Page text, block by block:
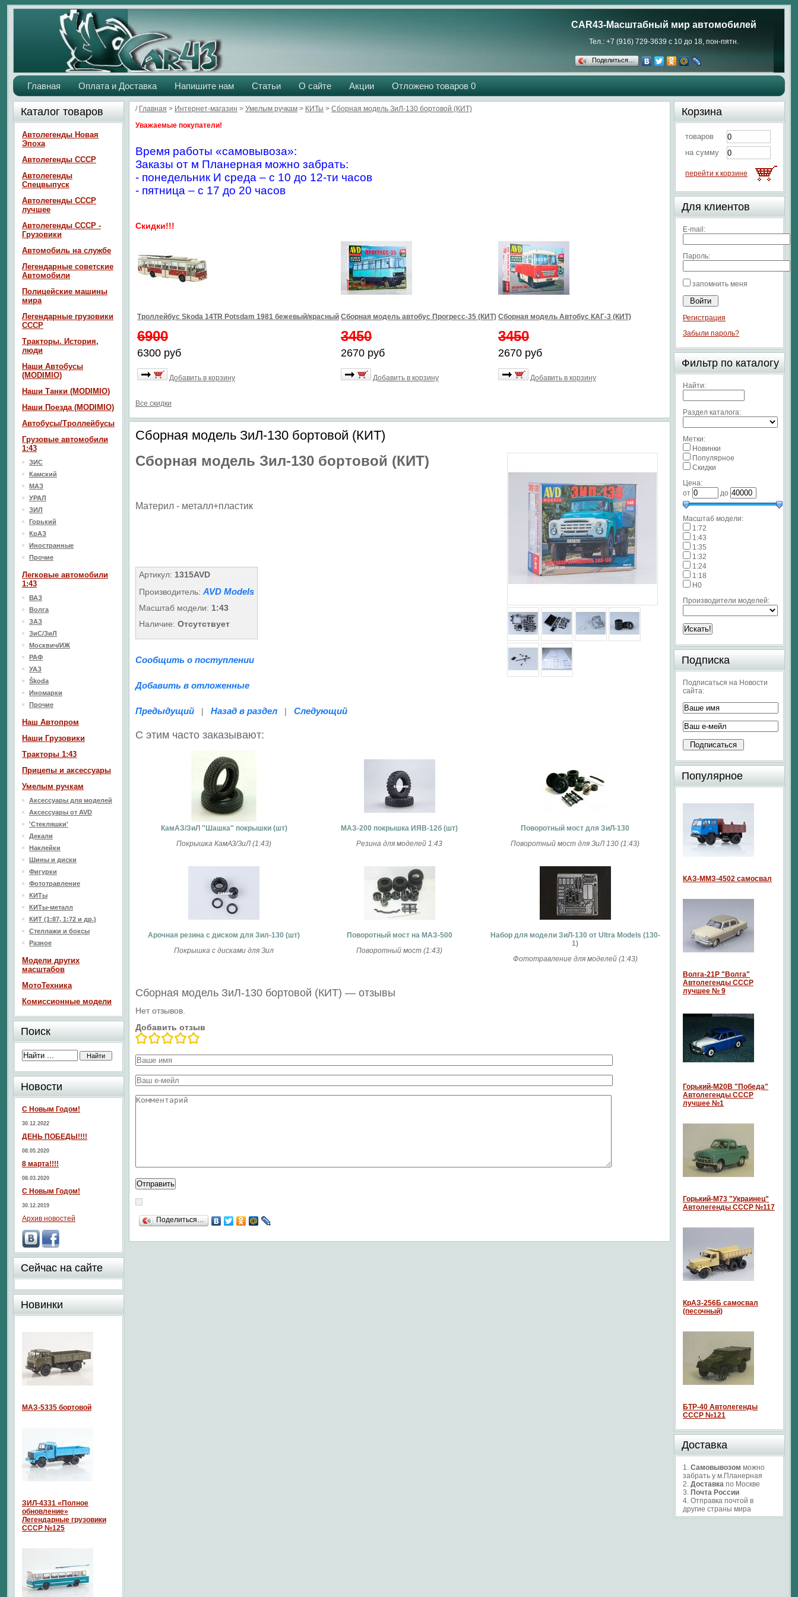
CAR43-Масштабный мир автомобилей
Тел.: +7 (916) 729-3639 с 10 до 18, пон-пятн.
Поделиться…
Главная Оплата и Доставка Напишите нам Статьи О сайте Акции Отложено товаров 0
/ Главная > Интернет-магазин > Умелым ручкам > КИТы > Сборная модель ЗиЛ-130 бортовой (КИТ)
Уважаемые покупатели!
Время работы «самовывоза»:
Заказы от м Планерная можно забрать:
- понедельник И среда – с 10 до 12-ти часов
- пятница – с 17 до 20 часов
Скидки!!!
Троллейбус Skoda 14TR Potsdam 1981 бежевый/красный
6900
6300 руб
Добавить в корзину
Сборная модель автобус Прогресс-35 (КИТ)
3450
2670 руб
Добавить в корзину
Сборная модель Автобус КАГ-3 (КИТ)
3450
2670 руб
Добавить в корзину
Все скидки
Сборная модель ЗиЛ-130 бортовой (КИТ)
Сборная модель Зил-130 бортовой (КИТ)
Материл - металл+пластик
Артикул: 1315AVD
Производитель: AVD Models
Масштаб модели: 1:43
Наличие: Отсутствует
Сообщить о поступлении
Добавить в отложенные
Предыдущий | Назад в раздел | Следующий
С этим часто заказывают:
КамАЗ/ЗиЛ "Шашка" покрышки (шт)
Покрышка КамАЗ/ЗиЛ (1:43)
МАЗ-200 покрышка ИЯВ-12б (шт)
Резина для моделей 1:43
Поворотный мост для ЗиЛ-130
Поворотный мост для ЗиЛ 130 (1:43)
Арочная резина с диском для Зил-130 (шт)
Покрышка с дисками для Зил
Поворотный мост на МАЗ-500
Поворотный мост (1:43)
Набор для модели ЗиЛ-130 от Ultra Models (130-
1)
Фототравление для моделей (1:43)
Сборная модель ЗиЛ-130 бортовой (КИТ) — отзывы
Нет отзывов.
Добавить отзыв
Поделиться…
Каталог товаров
Автолегенды Новая
Эпоха
Автолегенды СССР
Автолегенды
Спецвыпуск
Автолегенды СССР
лучшее
Автолегенды СССР -
Грузовики
Автомобиль на службе
Легендарные советские
Автомобили
Полицейские машины
мира
Легендарные грузовики
СССР
Тракторы. История,
люди
Наши Автобусы
(MODIMIO)
Наши Танки (MODIMIO)
Наши Поезда (MODIMIO)
Автобусы/Троллейбусы
Грузовые автомобили
1:43
ЗИС
Камский
МАЗ
УРАЛ
ЗИЛ
Горький
КрАЗ
Иностранные
Прочие
Легковые автомобили
1:43
ВАЗ
Волга
ЗАЗ
ЗиС/ЗиЛ
Москвич/ИЖ
РАФ
УАЗ
Škoda
Иномарки
Прочие
Наш Aвтопром
Наши Грузовики
Тракторы 1:43
Прицепы и аксессуары
Умелым ручкам
Аксессуары для моделей
Аксессуары от AVD
'Стекляшки'
Декали
Наклейки
Шины и диски
Фигурки
Фототравление
КИТы
КИТы-металл
КИТ (1:87, 1:72 и др.)
Стеллажи и боксы
Разное
Модели других
масштабов
МотоТехника
Комиссионные модели
Поиск
Новости
С Новым Годом!
30.12.2022
ДЕНЬ ПОБЕДЫ!!!!
08.05.2020
8 марта!!!!
08.03.2020
С Новым Годом!
30.12.2019
Архив новостей
Сейчас на сайте
Новинки
МАЗ-5335 бортовой
ЗИЛ-4331 «Полное
обновление»
Легендарные грузовики
СССР №125
Корзина
товаров
на сумму
перейти к корзине
Для клиентов
E-mail:
Пароль:
запомнить меня
Регистрация
Забыли пароль?
Фильтр по каталогу
Найти:
Раздел каталога:
Метки:
Новинки
Популярное
Скидки
Цена:
от
до
Масштаб модели:
1:72
1:43
1:35
1:32
1:24
1:18
H0
Производители моделей:
Подписка
Подписаться на Новости
сайта:
Популярное
КАЗ-ММЗ-4502 самосвал
Волга-21P "Волга"
Автолегенды СССР
лучшее № 9
Горький-М20В "Победа"
Автолегенды СССР
лучшее №1
Горький-М73 "Украинец"
Автолегенды СССР №117
КрАЗ-256Б самосвал
(песочный)
БТР-40 Автолегенды
СССР №121
Доставка
1. Самовывозом можно
забрать у м.Планерная
2. Доставка по Москве
3. Почта России
4. Отправка почтой в
другие страны мира